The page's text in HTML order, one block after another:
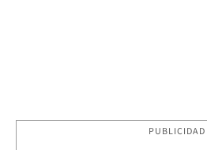
PUBLICIDAD